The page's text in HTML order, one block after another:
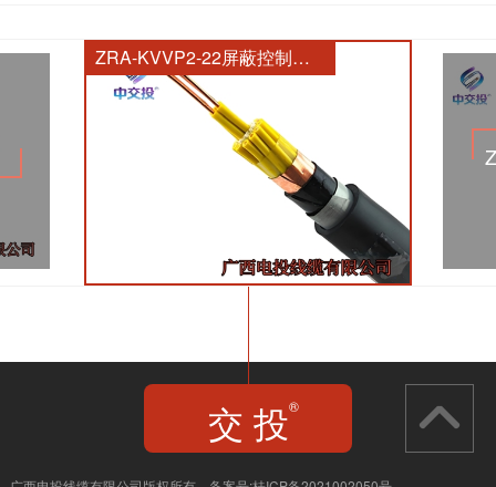
ZRA-KVVP2-22屏蔽控制电缆
交 投®